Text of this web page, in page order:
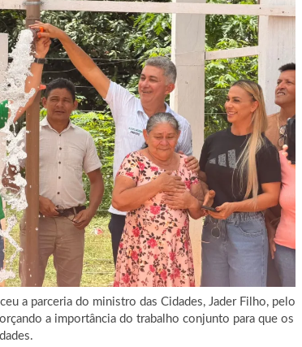
a parceria do ministro das Cidades, Jader Filho, pelo
a importância do trabalho conjunto para que os